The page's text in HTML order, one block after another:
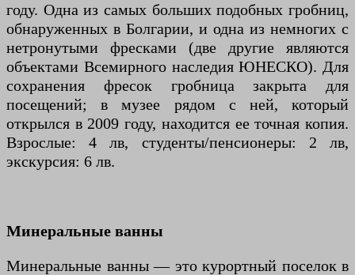
году. Одна из самых больших подобных гробниц,
обнаруженных в Болгарии, и одна из немногих с
нетронутыми фресками (две другие являются
объектами Всемирного наследия ЮНЕСКО). Для
сохранения фресок гробница закрыта для
посещений; в музее рядом с ней, который
открылся в 2009 году, находится ее точная копия.
Взрослые: 4 лв, студенты/пенсионеры: 2 лв,
экскурсия: 6 лв.
Минеральные ванны
Минеральные ванны — это курортный поселок в